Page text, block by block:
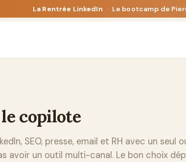
La Rentrée LinkedIn · Le bootcamp de
copilote
SEO, presse, email et RH avec un
avoir un outil multi-canal. Le bon choix